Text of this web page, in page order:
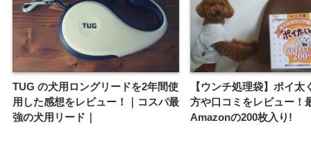
TUG の犬用ロングリードを2年間使
用した感想をレビュー！｜コスパ最
強の犬用リード｜
【ウンチ処理袋】ポイ太
方や口コミをレビュー！
Amazonの200枚入り!